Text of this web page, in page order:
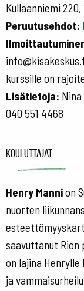
Kullaanniemi
Peruutusehdot:
kurssille on
Lisätietoja:
040 551 4468
Kouluttajat
Henry Mannion
nuorten
saavuttanut
on lajina
ja